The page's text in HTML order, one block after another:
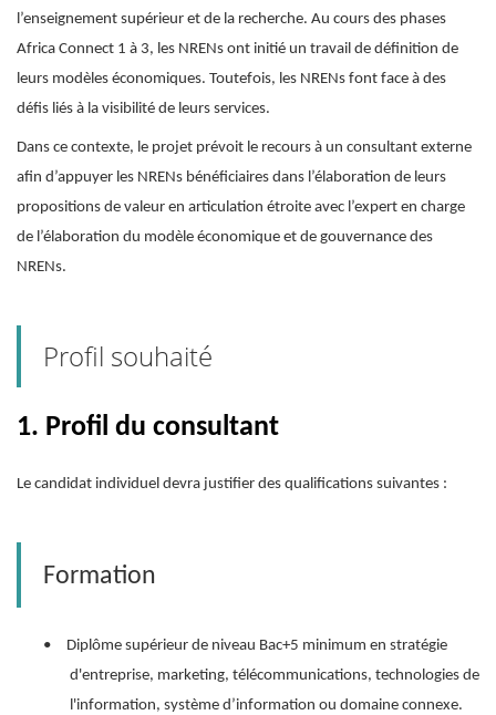
l’enseignement supérieur et de la recherche. Au cours des phases
Africa Connect 1 à 3, les NRENs ont initié un travail de définition de
leurs modèles économiques. Toutefois, les NRENs font face à des
défis liés à la visibilité de leurs services.
Dans ce contexte, le projet prévoit le recours à un consultant externe
afin d’appuyer les NRENs bénéficiaires dans l’élaboration de leurs
propositions de valeur en articulation étroite avec l’expert en charge
de l’élaboration du modèle économique et de gouvernance des
NRENs.
Profil souhaité
1. Profil du consultant
Le candidat individuel devra justifier des qualifications suivantes :
Formation
•
Diplôme supérieur de niveau Bac+5 minimum en stratégie
d'entreprise, marketing, télécommunications, technologies de
l'information, système d’information ou domaine connexe.